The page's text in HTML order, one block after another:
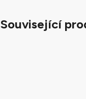
Související